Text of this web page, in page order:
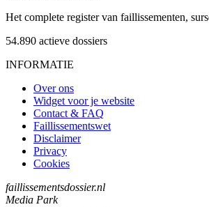
Het complete register van faillissementen,
54.890 actieve dossiers
INFORMATIE
Over ons
Widget voor je website
Contact & FAQ
Faillissementswet
Disclaimer
Privacy
Cookies
faillissementsdossier.nl
Media Park